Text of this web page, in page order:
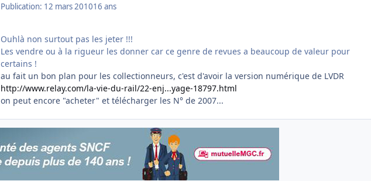
Publication: 12 mars 201016 ans
Ouhlà non surtout pas les jeter !!!
Les vendre ou à la rigueur les donner car ce genre de revues a beaucoup de valeur pour
certains !
au fait un bon plan pour les collectionneurs, c'est d'avoir la version numérique de LVDR
http://www.relay.com/la-vie-du-rail/22-enj...yage-18797.html
on peut encore "acheter" et télécharger les N° de 2007...